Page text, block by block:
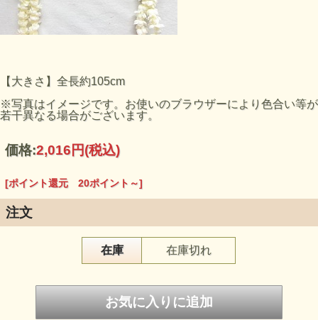
【大きさ】全長約105cm
※写真はイメージです。お使いのブラウザーにより色合い等が
若干異なる場合がございます。
価格:2,016円(税込)
[ポイント還元 20ポイント～]
注文
在庫 在庫切れ